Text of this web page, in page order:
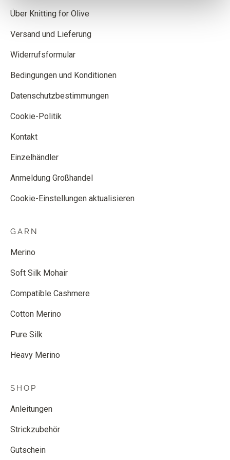
Über Knitting for Olive
Versand und Lieferung
Widerrufsformular
Bedingungen und Konditionen
Datenschutzbestimmungen
Cookie-Politik
Kontakt
Einzelhändler
Anmeldung Großhandel
Cookie-Einstellungen aktualisieren
GARN
Merino
Soft Silk Mohair
Compatible Cashmere
Cotton Merino
Pure Silk
Heavy Merino
SHOP
Anleitungen
Strickzubehör
Gutschein